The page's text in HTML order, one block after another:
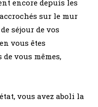
encore depuis les
sur le mur
séjour de vos
vous êtes
vous mêmes,
vous avez aboli la